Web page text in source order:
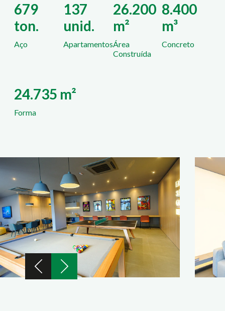
679
ton.
Aço
137
unid.
Apartamentos
26.200
m²
Área
Construída
8.400
m³
Concreto
24.735 m²
Forma